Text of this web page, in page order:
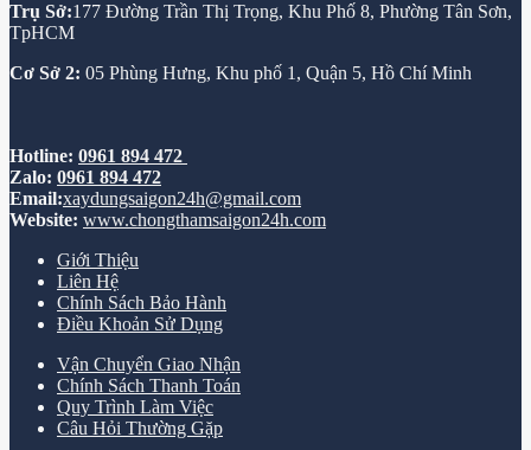
Trụ Sở:177 Đường Trần Thị Trọng, Khu Phố 8, Phường Tân Sơn,
TpHCM
Cơ Sở 2: 05 Phùng Hưng, Khu phố 1, Quận 5, Hồ Chí Minh
Hotline: 0961 894 472
Zalo: 0961 894 472
Email:xaydungsaigon24h@gmail.com
Website: www.chongthamsaigon24h.com
Giới Thiệu
Liên Hệ
Chính Sách Bảo Hành
Điều Khoản Sử Dụng
Vận Chuyển Giao Nhận
Chính Sách Thanh Toán
Quy Trình Làm Việc
Câu Hỏi Thường Gặp